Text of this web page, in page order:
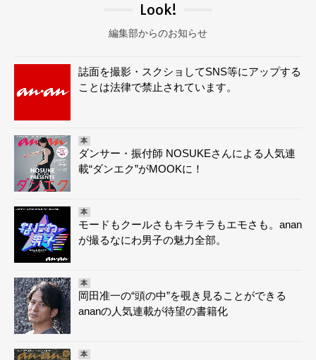
Look!
編集部からのお知らせ
誌面を撮影・スクショしてSNS等にアップする
ことは法律で禁止されています。
本
ダンサー・振付師 NOSUKEさんによる人気連
載“ダンエク”がMOOKに！
本
モードもクールさもキラキラもエモさも。anan
が撮るなにわ男子の魅力全部。
本
岡田准一の“頭の中”を覗き見ることができる
ananの人気連載が待望の書籍化
本